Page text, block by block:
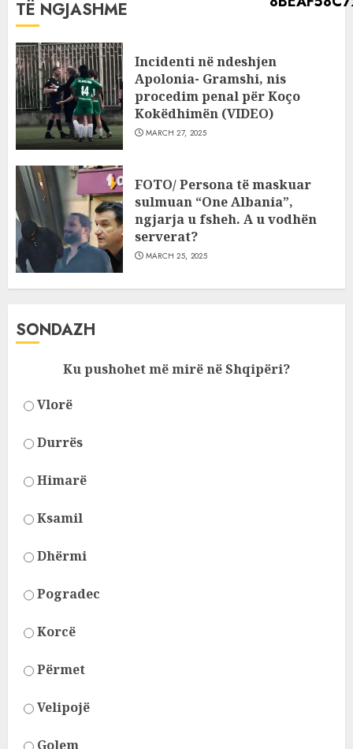
TË NGJASHME
Incidenti në ndeshjen
Apolonia- Gramshi, nis
procedim penal për Koço
Kokëdhimën (VIDEO)
MARCH 27, 2025
FOTO/ Persona të maskuar
sulmuan “One Albania”,
ngjarja u fsheh. A u vodhën
serverat?
MARCH 25, 2025
SONDAZH
Ku pushohet më mirë në Shqipëri?
Vlorë
Durrës
Himarë
Ksamil
Dhërmi
Pogradec
Korcë
Përmet
Velipojë
Golem